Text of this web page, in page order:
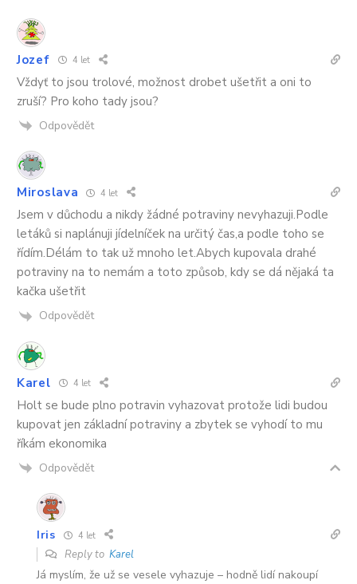
Jozef 4 let
Vždyť to jsou trolové, možnost drobet ušetřit a oni to
zruší? Pro koho tady jsou?
Odpovědět
Miroslava 4 let
Jsem v důchodu a nikdy žádné potraviny nevyhazuji.Podle
letáků si naplánuji jídelníček na určitý čas,a podle toho se
řídím.Délám to tak už mnoho let.Abych kupovala drahé
potraviny na to nemám a toto způsob, kdy se dá nějaká ta
kačka ušetřit
Odpovědět
Karel 4 let
Holt se bude plno potravin vyhazovat protože lidi budou
kupovat jen základní potraviny a zbytek se vyhodí to mu
říkám ekonomika
Odpovědět
Iris 4 let
Reply to Karel
Já myslím, že už se vesele vyhazuje – hodně lidí nakoupí